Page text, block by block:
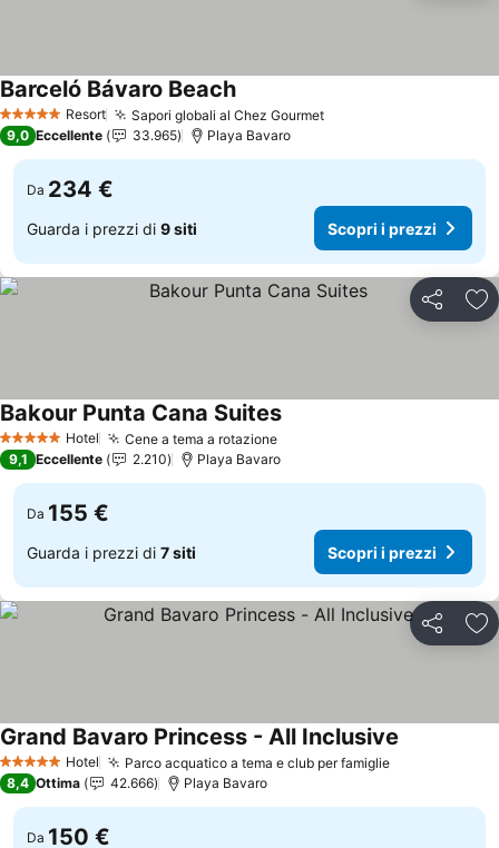
5 Stelle Resort Sapori globali al Chez GourmetScopri i prezzi
Barceló Bávaro BeachScopri i prezzi
9,0 Eccellente 33.965 Playa Bavaro
Da 234 €
Guarda i prezzi di 9 siti Scopri i prezzi
Condividi
5 Stelle Hotel Cene a tema a rotazioneScopri i prezzi
Bakour Punta Cana SuitesScopri i prezzi
9,1 Eccellente 2.210 Playa Bavaro
Da 155 €
Guarda i prezzi di 7 siti Scopri i prezzi
Condividi
5 Stelle Hotel Parco acquatico a tema e club per famiglieScopri i
Grand Bavaro Princess - All Inclusive
8,4 Ottima 42.666 Playa Bavaro
Da 150 €